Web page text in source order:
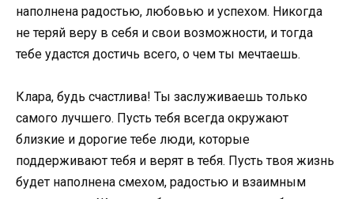
наполнена радостью, любовью и успехом. Никогда
не теряй веру в себя и свои возможности, и тогда
тебе удастся достичь всего, о чем ты мечтаешь.
Клара, будь счастлива! Ты заслуживаешь только
самого лучшего. Пусть тебя всегда окружают
близкие и дорогие тебе люди, которые
поддерживают тебя и верят в тебя. Пусть твоя жизнь
будет наполнена смехом, радостью и взаимным